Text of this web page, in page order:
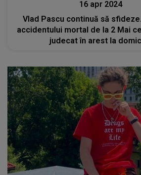
16 apr 2024
Vlad Pascu continuă să
accidentului mortal de la 2 Mai
judecat în arest la